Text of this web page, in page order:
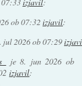
izjavil:
ob 07:32izjavil:
jul 2026 ob 07:29
je8. jun 2026 ob
izjavil: